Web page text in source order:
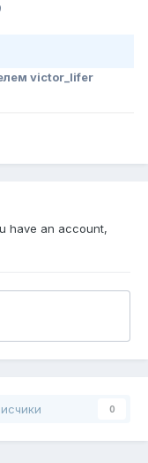
victor_lifer
have an account,
0